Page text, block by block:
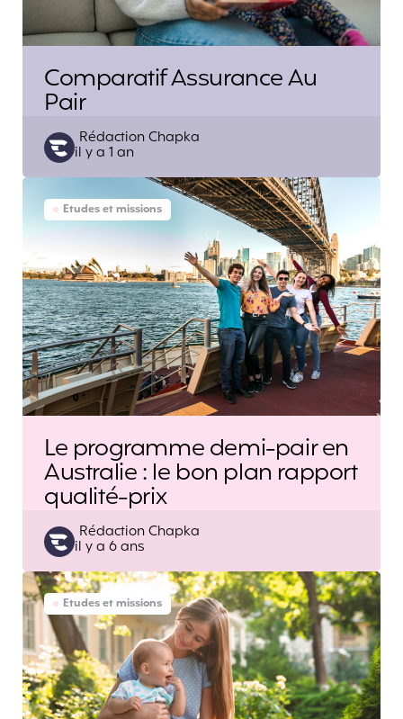
Comparatif Assurance Au
Pair
Posted
by
Rédaction Chapka
il y a 1 an
Etudes et missions
Le programme demi-pair en
Australie : le bon plan rapport
qualité-prix
Posted
by
Rédaction Chapka
il y a 6 ans
Etudes et missions